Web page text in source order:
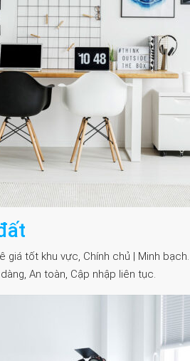
giá tốt khu vực, Chính chủ | Minh bạch.
An toàn, Cập nhập liên tục.